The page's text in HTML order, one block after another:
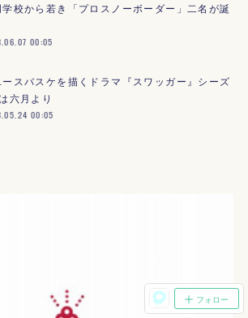
校から若き「プロスノーボーダー」二名が誕
00:05
スバスケを描くドラマ『スワッガー』シーズ
六月より
00:05
フォロー